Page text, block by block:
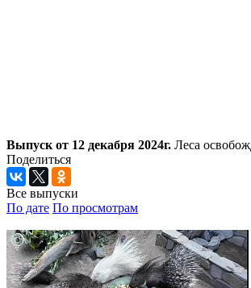
Выпуск от 12 декабря 2024г. Леса
Поделиться
Все выпуски
По дате По просмотрам